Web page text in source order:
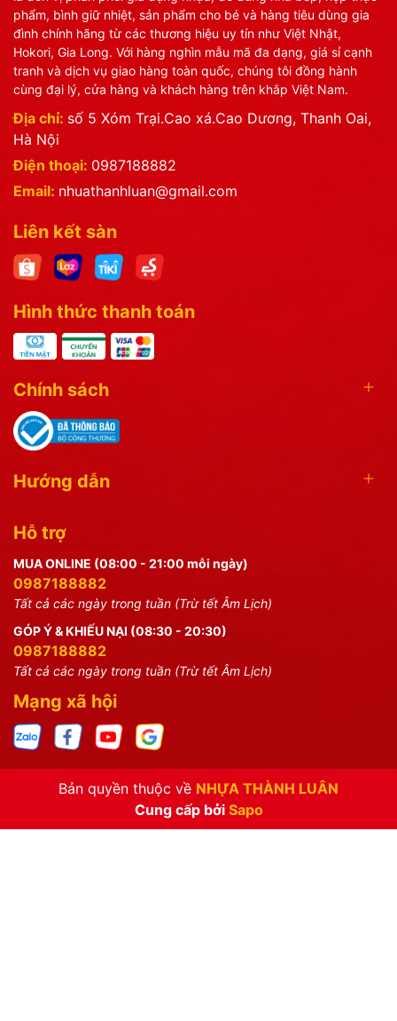
phẩm, bình giữ nhiệt, sản phẩm cho bé và hàng tiêu dùng gia
đình chính hãng từ các thương hiệu uy tín như Việt Nhật,
Hokori, Gia Long. Với hàng nghìn mẫu mã đa dạng, giá sỉ cạnh
tranh và dịch vụ giao hàng toàn quốc, chúng tôi đồng hành
cùng đại lý, cửa hàng và khách hàng trên khắp Việt Nam.
Địa chỉ: số 5 Xóm Trại.Cao xá.Cao Dương, Thanh Oai,
Hà Nội
Điện thoại: 0987188882
Email: nhuathanhluan@gmail.com
Liên kết sàn
Hình thức thanh toán
Chính sách
Hướng dẫn
Hỗ trợ
MUA ONLINE (08:00 - 21:00 mỗi ngày)
0987188882
Tất cả các ngày trong tuần (Trừ tết Âm Lịch)
GÓP Ý & KHIẾU NẠI (08:30 - 20:30)
0987188882
Tất cả các ngày trong tuần (Trừ tết Âm Lịch)
Mạng xã hội
Bản quyền thuộc về NHỰA THÀNH LUÂN
Cung cấp bởi Sapo